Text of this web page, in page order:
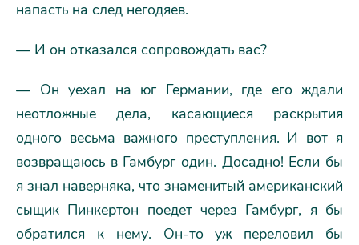
напасть на след негодяев.
— И он отказался сопровождать вас?
— Он уехал на юг Германии, где его ждали
неотложные дела, касающиеся раскрытия
одного весьма важного преступления. И вот я
возвращаюсь в Гамбург один. Досадно! Если бы
я знал наверняка, что знаменитый американский
сыщик Пинкертон поедет через Гамбург, я бы
обратился к нему. Он-то уж переловил бы